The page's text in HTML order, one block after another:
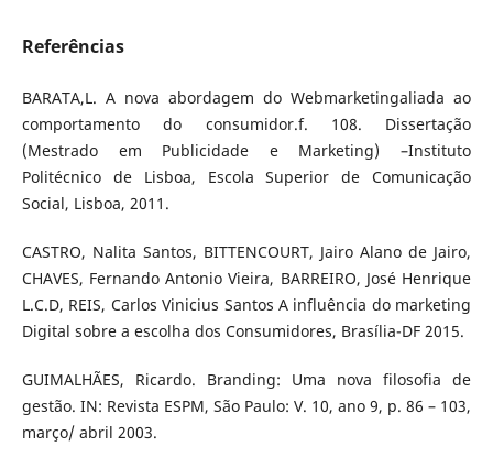
Referências
BARATA,L. A nova abordagem do Webmarketingaliada ao
comportamento do consumidor.f. 108. Dissertação
(Mestrado em Publicidade e Marketing) –Instituto
Politécnico de Lisboa, Escola Superior de Comunicação
Social, Lisboa, 2011.
CASTRO, Nalita Santos, BITTENCOURT, Jairo Alano de Jairo,
CHAVES, Fernando Antonio Vieira, BARREIRO, José Henrique
L.C.D, REIS, Carlos Vinicius Santos A influência do marketing
Digital sobre a escolha dos Consumidores, Brasília-DF 2015.
GUIMALHÃES, Ricardo. Branding: Uma nova filosofia de
gestão. IN: Revista ESPM, São Paulo: V. 10, ano 9, p. 86 – 103,
março/ abril 2003.